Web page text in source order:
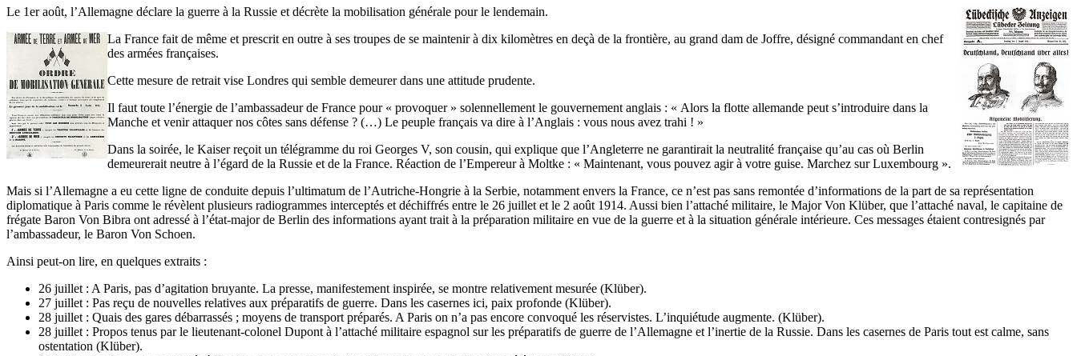
Le 1er août, l’Allemagne déclare la guerre à la Russie et décrète la mobilisation générale pour le lendemain.
La France fait de même et prescrit en outre à ses troupes de se maintenir à dix kilomètres en deçà de la frontière, au grand dam de Joffre, désigné commandant en chef
des armées françaises.
Cette mesure de retrait vise Londres qui semble demeurer dans une attitude prudente.
Il faut toute l’énergie de l’ambassadeur de France pour « provoquer » solennellement le gouvernement anglais : « Alors la flotte allemande peut s’introduire dans la
Manche et venir attaquer nos côtes sans défense ? (…) Le peuple français va dire à l’Anglais : vous nous avez trahi ! »
Dans la soirée, le Kaiser reçoit un télégramme du roi Georges V, son cousin, qui explique que l’Angleterre ne garantirait la neutralité française qu’au cas où Berlin
demeurerait neutre à l’égard de la Russie et de la France. Réaction de l’Empereur à Moltke : « Maintenant, vous pouvez agir à votre guise. Marchez sur Luxembourg ».
Mais si l’Allemagne a eu cette ligne de conduite depuis l’ultimatum de l’Autriche-Hongrie à la Serbie, notamment envers la France, ce n’est pas sans remontée d’informations de la part de sa représentation
diplomatique à Paris comme le révèlent plusieurs radiogrammes interceptés et déchiffrés entre le 26 juillet et le 2 août 1914. Aussi bien l’attaché militaire, le Major Von Klüber, que l’attaché naval, le capitaine de
frégate Baron Von Bibra ont adressé à l’état-major de Berlin des informations ayant trait à la préparation militaire en vue de la guerre et à la situation générale intérieure. Ces messages étaient contresignés par
l’ambassadeur, le Baron Von Schoen.
Ainsi peut-on lire, en quelques extraits :
26 juillet : A Paris, pas d’agitation bruyante. La presse, manifestement inspirée, se montre relativement mesurée (Klüber).
27 juillet : Pas reçu de nouvelles relatives aux préparatifs de guerre. Dans les casernes ici, paix profonde (Klüber).
28 juillet : Quais des gares débarrassés ; moyens de transport préparés. A Paris on n’a pas encore convoqué les réservistes. L’inquiétude augmente. (Klüber).
28 juillet : Propos tenus par le lieutenant-colonel Dupont à l’attaché militaire espagnol sur les préparatifs de guerre de l’Allemagne et l’inertie de la Russie. Dans les casernes de Paris tout est calme, sans
ostentation (Klüber).